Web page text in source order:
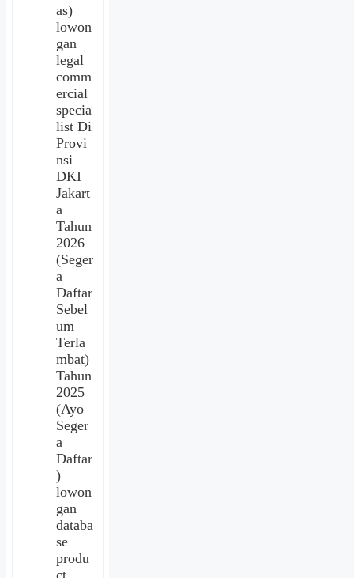
as)
lowon
gan
legal
comm
ercial
specia
list Di
Provi
nsi
DKI
Jakart
a
Tahun
2026
(Seger
a
Daftar
Sebel
um
Terla
mbat)
Tahun
2025
(Ayo
Seger
a
Daftar
)
lowon
gan
databa
se
produ
ct